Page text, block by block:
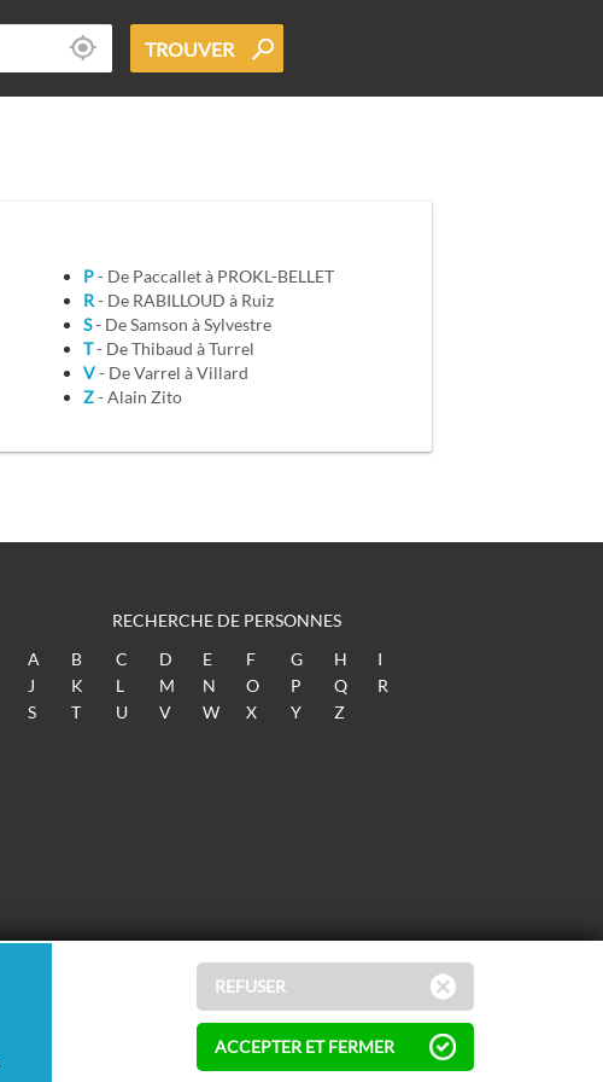
TROUVER
P
- De Paccallet à PROKL-BELLET
R
- De RABILLOUD à Ruiz
S
- De Samson à Sylvestre
T
- De Thibaud à Turrel
V
- De Varrel à Villard
Z
- Alain Zito
RECHERCHE DE PERSONNES
A
B C D E F G H
I
J
K L M N O P Q
R
S
T U V W X Y Z
REFUSER
ACCEPTER ET FERMER